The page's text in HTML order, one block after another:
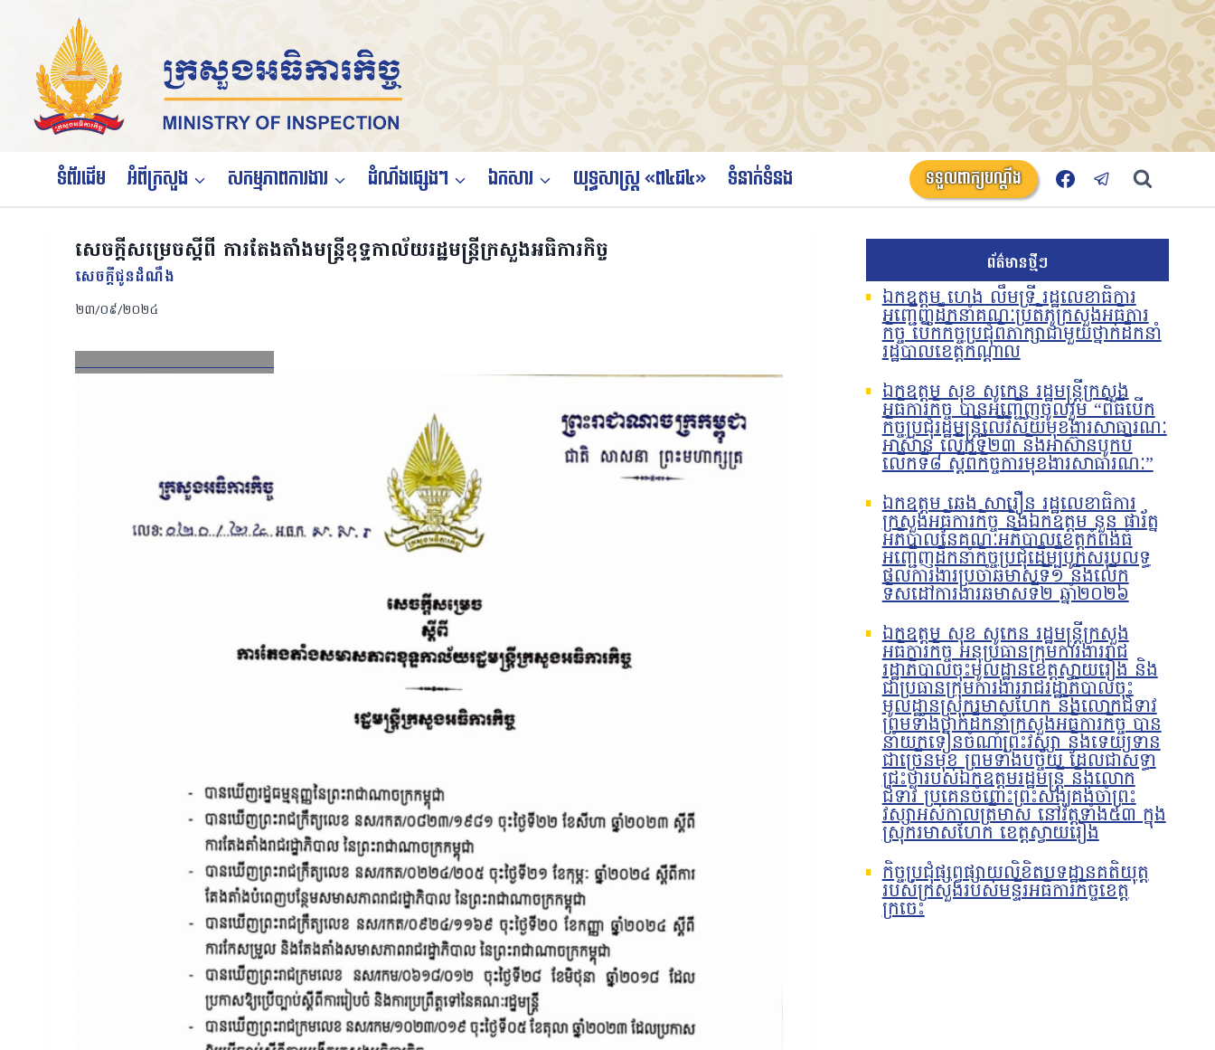
content
ទំព័រដើម អំពីក្រសួង សកម្មភាពការងារ ដំណឹងផ្សេងៗ ឯកសារ យុទ្ធសាស្ត្រ «ព៤ជ៤» ទំនាក់ទំនង ទទួលពាក្យបណ្តឹង
សេចក្ដីសម្រេចស្ដីពី ការតែងតាំងមន្ត្រីខុទ្ទកាល័យរដ្ឋមន្ត្រីក្រសួងអធិការកិច្ច
សេចក្តីជូនដំណឹង
២៣/០៩/២០២៤
FacebookXEmailLinkedIn
ព័ត៌មានថ្មីៗ
ឯកឧត្តម ហេង លឹមទ្រី រដ្ឋលេខាធិការ
អញ្ជើញដឹកនាំគណៈប្រតិភូក្រសួងអធិការ
កិច្ច បើកកិច្ចប្រជុំពិភាក្សាជាមួយថ្នាក់ដឹកនាំ
រដ្ឋបាលខេត្តកណ្តាល
ឯកឧត្តម សុខ សូកេន រដ្ឋមន្រ្តីក្រសួង
អធិការកិច្ច បានអញ្ជើញចូលរួម “ពិធីបើក
កិច្ចប្រជុំរដ្ឋមន្ត្រីលើវិស័យមុខងារសាធារណៈ
អាស៊ាន លើកទី២៣ និងអាស៊ានបូកបី
លើកទី៨ ស្តីពីកិច្ចការមុខងារសាធារណៈ”
ឯកឧត្តម ឆេង សារឿន រដ្ឋលេខាធិការ
ក្រសួងអធិការកិច្ច និងឯកឧត្តម នួន ផារ័ត្ន
អភិបាលនៃគណៈអភិបាលខេត្តកំពង់ធំ
អញ្ជើញដឹកនាំកិច្ចប្រជុំដើម្បីបូកសរុបលទ្ធ
ផលការងារប្រចាំឆមាសទី១ និងលើក
ទិសដៅការងារឆមាសទី២ ឆ្នាំ២០២៦
ឯកឧត្តម សុខ សូកេន រដ្ឋមន្រ្តីក្រសួង
អធិការកិច្ច អនុប្រធានក្រុមការងាររាជ
រដ្ឋាភិបាលចុះមូលដ្ឋានខេត្តស្វាយរៀង និង
ជាប្រធានក្រុមការងាររាជរដ្ឋាភិបាលចុះ
មូលដ្ឋានស្រុករមាសហែក និងលោកជំទាវ
ព្រមទាំងថ្នាក់ដឹកនាំក្រសួងអធិការកិច្ច បាន
នាំយកទៀនចំណាំព្រះវស្សា និងទេយ្យទាន
ជាច្រើនមុខ ព្រមទាំងបច្ច័យ ដែលជាសទ្ធា
ជ្រះថ្លារបស់ឯកឧត្តមរដ្ឋមន្រ្តី និងលោក
ជំទាវ ប្រគេនចំពោះព្រះសង្ឃគង់ចាំព្រះ
វស្សាអស់កាលត្រីមាស នៅវត្តទាំង៥៣ ក្នុង
ស្រុករមាសហែក ខេត្តស្វាយរៀង
កិច្ចប្រជុំផ្សព្វផ្សាយលិខិតបទដ្ឋានគតិយុត្ត
របស់ក្រសួងរបស់មន្ទីរអធិការកិច្ចខេត្ត
ក្រចេះ